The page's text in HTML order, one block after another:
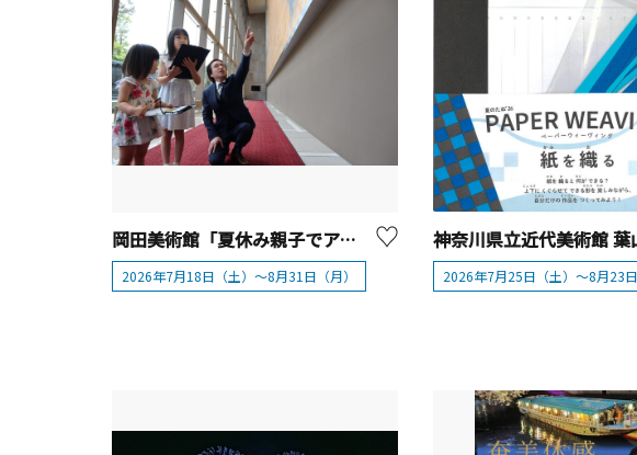
岡田美術館「夏休み親子でアート体験」【箱根町】
2026年7月18日（土）～8月31日（月） 2026年7月25日（土）～8月23日